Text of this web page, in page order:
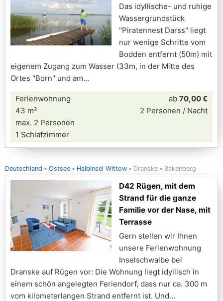
Das idyllische- und ruhige
Wassergrundstück
"Piratennest Darss" liegt
nur wenige Schritte vom
Bodden entfernt (50m) mit
eigenem Zugang zum Wasser (33m, in der Mitte des
Ortes "Born" und am
Ferienwohnung
43 m²
max. 2 Personen
1 Schlafzimmer
ab 70,00 €
2 Personen / Nacht
Deutschland Ostsee Halbinsel Wittow Dranske Bakenberg
D42 Rügen, mit dem
Strand für die ganze
Familie vor der Nase, mit
Terrasse
Gern stellen wir Ihnen
unsere Ferienwohnung
Inselschwalbe bei
Dranske auf Rügen vor: Die Wohnung liegt idyllisch in
einem schön angelegten Feriendorf, dass nur ca. 300 m
vom kilometerlangen Strand entfernt ist. Und